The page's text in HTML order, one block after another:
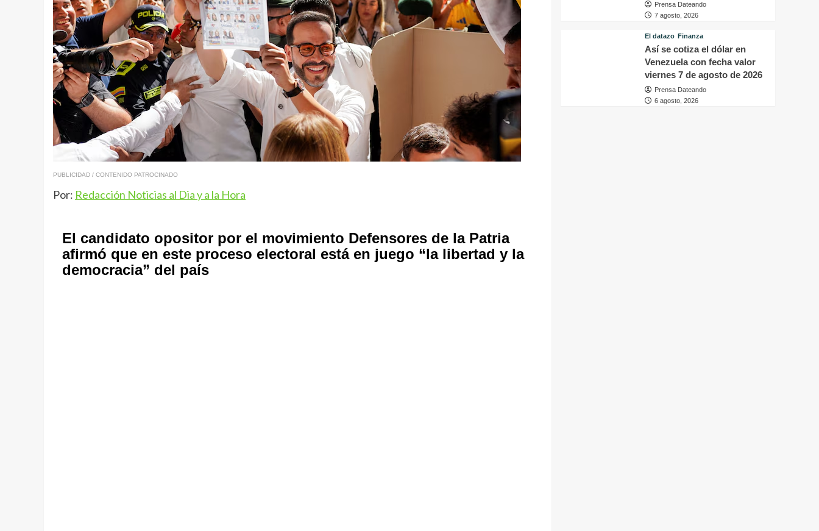
PUBLICIDAD / CONTENIDO PATROCINADO
Por: Redacción Noticias al Dia y a la Hora
El candidato opositor por el movimiento Defensores de la Patria
afirmó que en este proceso electoral está en juego “la libertad y la
democracia” del país
Prensa Dateando
7 agosto, 2026
El datazo Finanza
Así se cotiza el dólar en
Venezuela con fecha valor
viernes 7 de agosto de 2026
Prensa Dateando
6 agosto, 2026